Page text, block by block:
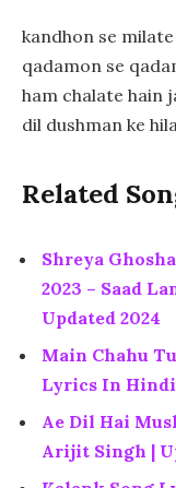
kandhon se
qadamon se
ham chalate hain
dil dushman ke
Related
Shreya
2023 – Saad
Updated 2024
Main Chahu
Lyrics In Hindi
Ae Dil Hai
Arijit Singh |